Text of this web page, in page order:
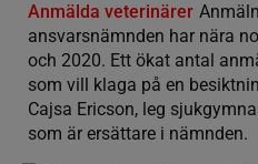
Anmälda veterinärer
ansvarsnämnden har nära
och 2020. Ett ökat antal
som vill klaga på en
Cajsa Ericson, leg
som är ersättare i nämnden.